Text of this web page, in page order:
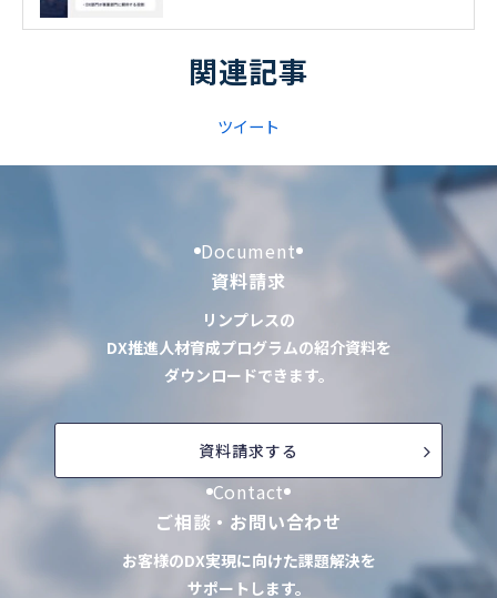
関連記事
ツイート
Document
資料請求
リンプレスの
DX推進人材育成プログラムの紹介資料を
ダウンロードできます。
資料請求する
Contact
ご相談・お問い合わせ
お客様のDX実現に向けた課題解決を
サポートします。